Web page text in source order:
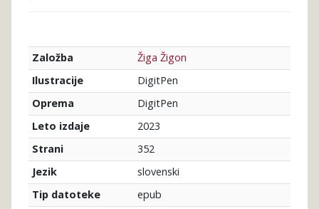
Založba
Žiga Žigon
Ilustracije
DigitPen
Oprema
DigitPen
Leto izdaje
2023
Strani
352
Jezik
slovenski
Tip datoteke
epub